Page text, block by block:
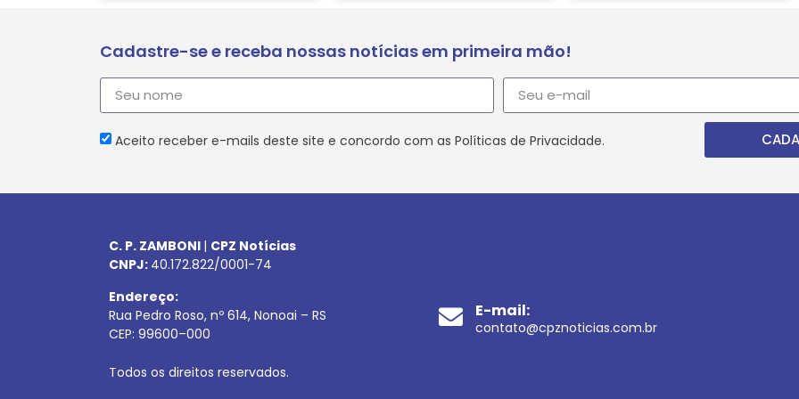
Cadastre-se e receba nossas notícias em primeira mão!
Aceito receber e-mails deste site e concordo com as Políticas de Privacidade.
C. P. ZAMBONI | CPZ Notícias
CNPJ: 40.172.822/0001-74
Endereço:
Rua Pedro Roso, nº 614, Nonoai – RS
CEP: 99600–000
Todos os direitos reservados.
E-mail:
contato@cpznoticias.com.br